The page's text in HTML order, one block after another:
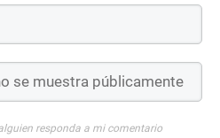
responda a mi comentario